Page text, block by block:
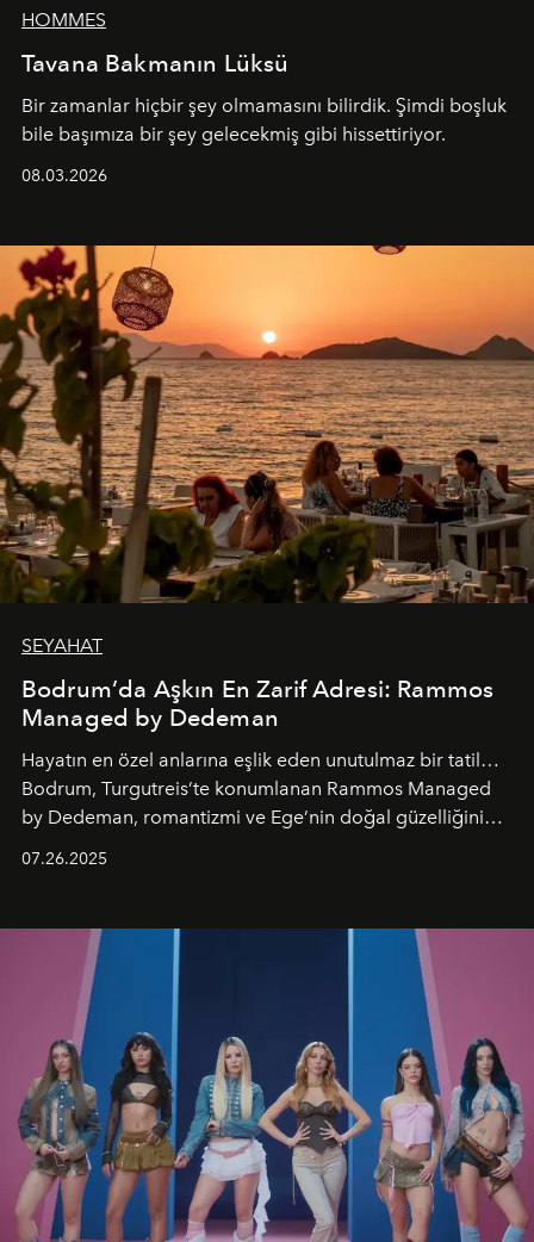
HOMMES
Tavana Bakmanın Lüksü
Bir zamanlar hiçbir şey olmamasını bilirdik. Şimdi boşluk
bile başımıza bir şey gelecekmiş gibi hissettiriyor.
08.03.2026
SEYAHAT
Bodrum’da Aşkın En Zarif Adresi: Rammos
Managed by Dedeman
Hayatın en özel anlarına eşlik eden unutulmaz bir tatil…
Bodrum, Turgutreis’te konumlanan Rammos Managed
by Dedeman, romantizmi ve Ege’nin doğal güzelliğini
07.26.2025